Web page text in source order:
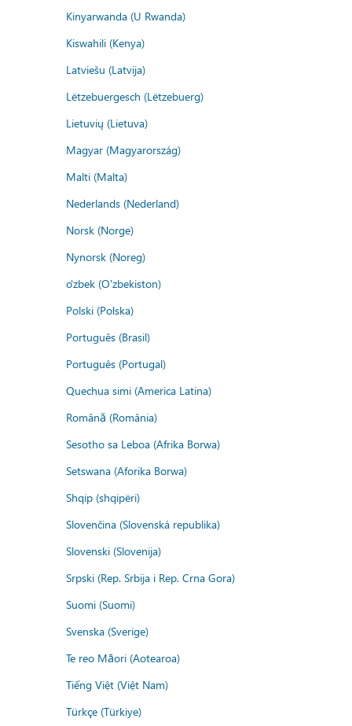
Kinyarwanda (U Rwanda)
Kiswahili (Kenya)
Latviešu (Latvija)
Lëtzebuergesch (Lëtzebuerg)
Lietuvių (Lietuva)
Magyar (Magyarország)
Malti (Malta)
Nederlands (Nederland)
Norsk (Norge)
Nynorsk (Noreg)
o'zbek (O'zbekiston)
Polski (Polska)
Português (Brasil)
Português (Portugal)
Quechua simi (America Latina)
Română (România)
Sesotho sa Leboa (Afrika Borwa)
Setswana (Aforika Borwa)
Shqip (shqipëri)
Slovenčina (Slovenská republika)
Slovenski (Slovenija)
Srpski (Rep. Srbija i Rep. Crna Gora)
Suomi (Suomi)
Svenska (Sverige)
Te reo Māori (Aotearoa)
Tiếng Việt (Việt Nam)
Türkçe (Türkiye)